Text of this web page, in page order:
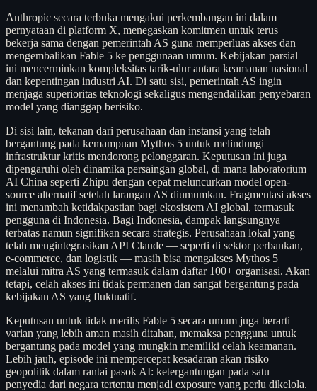
Anthropic secara terbuka mengakui perkembangan ini dalam
pernyataan di platform X, menegaskan komitmen untuk terus
bekerja sama dengan pemerintah AS guna memperluas akses dan
mengembalikan Fable 5 ke penggunaan umum. Kebijakan parsial
ini mencerminkan kompleksitas tarik-ulur antara keamanan nasional
dan kepentingan industri AI. Di satu sisi, pemerintah AS ingin
menjaga superioritas teknologi sekaligus mengendalikan penyebaran
model yang dianggap berisiko.
Di sisi lain, tekanan dari perusahaan dan instansi yang telah
bergantung pada kemampuan Mythos 5 untuk melindungi
infrastruktur kritis mendorong pelonggaran. Keputusan ini juga
dipengaruhi oleh dinamika persaingan global, di mana laboratorium
AI China seperti Zhipu dengan cepat meluncurkan model open-
source alternatif setelah larangan AS diumumkan. Fragmentasi akses
ini menambah ketidakpastian bagi ekosistem AI global, termasuk
pengguna di Indonesia. Bagi Indonesia, dampak langsungnya
terbatas namun signifikan secara strategis. Perusahaan lokal yang
telah mengintegrasikan API Claude — seperti di sektor perbankan,
e-commerce, dan logistik — masih bisa mengakses Mythos 5
melalui mitra AS yang termasuk dalam daftar 100+ organisasi. Akan
tetapi, celah akses ini tidak permanen dan sangat bergantung pada
kebijakan AS yang fluktuatif.
Keputusan untuk tidak merilis Fable 5 secara umum juga berarti
varian yang lebih aman masih ditahan, memaksa pengguna untuk
bergantung pada model yang mungkin memiliki celah keamanan.
Lebih jauh, episode ini mempercepat kesadaran akan risiko
geopolitik dalam rantai pasok AI: ketergantungan pada satu
penyedia dari negara tertentu menjadi exposure yang perlu dikelola.